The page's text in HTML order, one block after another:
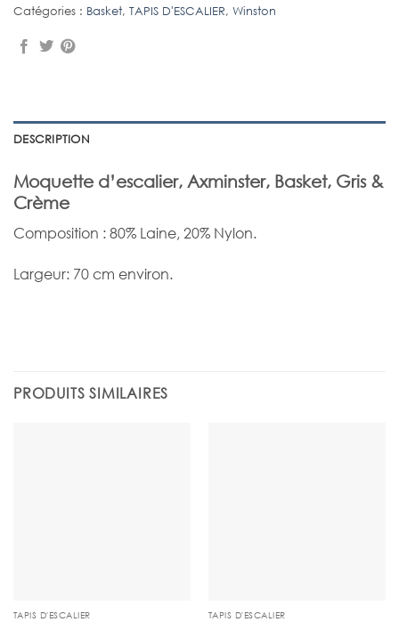
Catégories : Basket, TAPIS D'ESCALIER, Winston
DESCRIPTION
Moquette d’escalier, Axminster, Basket, Gris &
Crème
Composition : 80% Laine, 20% Nylon.
Largeur: 70 cm environ.
PRODUITS SIMILAIRES
TAPIS D'ESCALIER TAPIS D'ESCALIER